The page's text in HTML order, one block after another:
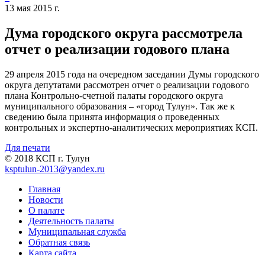
13 мая 2015 г.
Дума городского округа рассмотрела
отчет о реализации годового плана
29 апреля 2015 года на очередном заседании Думы городского
округа депутатами рассмотрен отчет о реализации годового
плана Контрольно-счетной палаты городского округа
муниципального образования – «город Тулун». Так же к
сведению была принята информация о проведенных
контрольных и экспертно-аналитических мероприятиях КСП.
Для печати
© 2018 КСП г. Тулун
ksptulun-2013@yandex.ru
Главная
Новости
О палате
Деятельность палаты
Муниципальная служба
Обратная связь
Карта сайта